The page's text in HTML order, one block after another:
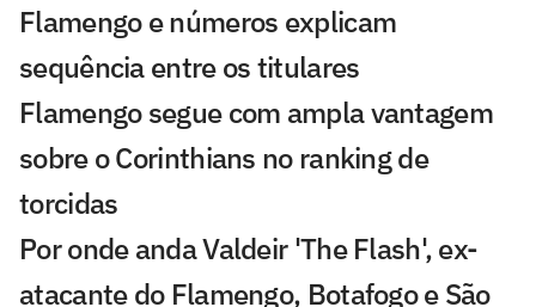
Flamengo e números explicam
sequência entre os titulares
Flamengo segue com ampla vantagem
sobre o Corinthians no ranking de
torcidas
Por onde anda Valdeir 'The Flash', ex-
atacante do Flamengo, Botafogo e São